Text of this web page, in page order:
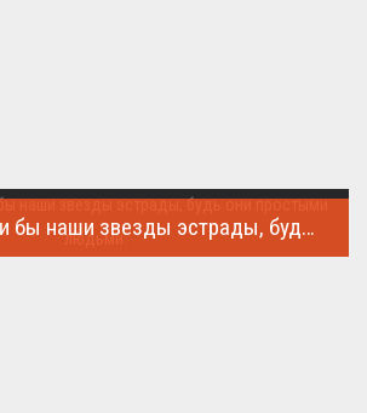
Как выглядели бы наши звезды эстрады, будь они простыми людьми.